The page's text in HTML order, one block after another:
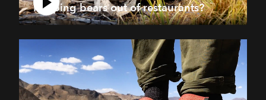
Keeping bears out of restaurants?